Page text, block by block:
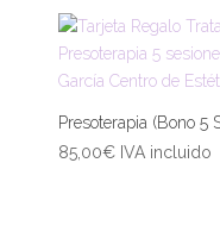
Presoterapia (Bono 5
85,00€ IVA incluido